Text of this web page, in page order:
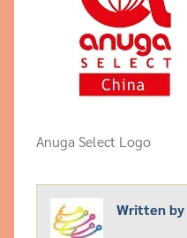
Anuga Select Logo
Written by